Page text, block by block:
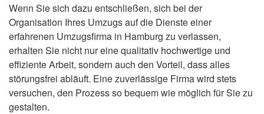
Wenn Sie sich dazu entschließen, sich bei der
Organisation Ihres Umzugs auf die Dienste einer
erfahrenen Umzugsfirma in Hamburg zu verlassen,
erhalten Sie nicht nur eine qualitativ hochwertige und
effiziente Arbeit, sondern auch den Vorteil, dass alles
störungsfrei abläuft. Eine zuverlässige Firma wird stets
versuchen, den Prozess so bequem wie möglich für Sie zu
gestalten.